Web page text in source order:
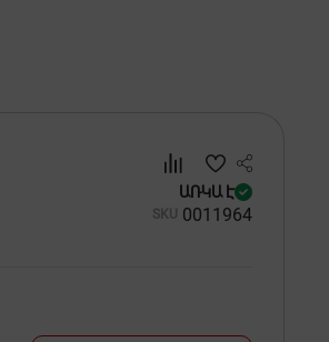
ԱՌԿԱ Է
SKU 0011964